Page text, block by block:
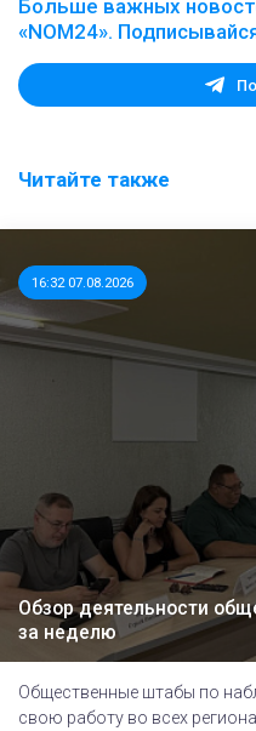
Больше важных
«NOM24».
Читайте также
16:32 07.08.2026
Обзор деятельности
за неделю
Общественные штабы по
свою работу во всех